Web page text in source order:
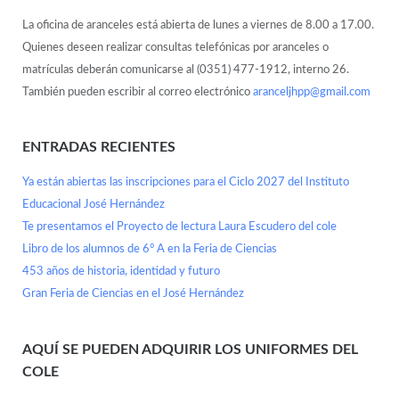
La oficina de aranceles está abierta de lunes a viernes de 8.00 a 17.00.
Quienes deseen realizar consultas telefónicas por aranceles o
matrículas deberán comunicarse al (0351) 477-1912, interno 26.
También pueden escribir al correo electrónico aranceljhpp@gmail.com
ENTRADAS RECIENTES
Ya están abiertas las inscripciones para el Ciclo 2027 del Instituto
Educacional José Hernández
Te presentamos el Proyecto de lectura Laura Escudero del cole
Libro de los alumnos de 6° A en la Feria de Ciencias
453 años de historia, identidad y futuro
Gran Feria de Ciencias en el José Hernández
AQUÍ SE PUEDEN ADQUIRIR LOS UNIFORMES DEL
COLE